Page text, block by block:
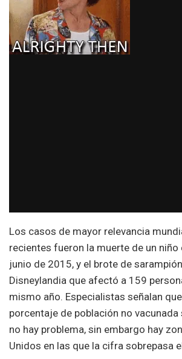
Los casos de mayor relevancia
recientes fueron la muerte de un niño
junio de 2015, y el brote de
Disneylandia que afectó a 159
mismo año. Especialistas señalan
porcentaje de población no vacunada
no hay problema, sin embargo hay
Unidos en las que la cifra sobrepasa